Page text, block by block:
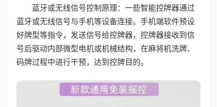
蓝牙或无线信号控制原理：一些智能控牌器通过
蓝牙或无线信号与手机等设备连接。手机端软件预设
好牌型等指令，发送信号给控牌器，控牌器接收到信
号后驱动内部微型电机或机械结构，在麻将机洗牌、
码牌过程中进行干预，达到控牌目的。